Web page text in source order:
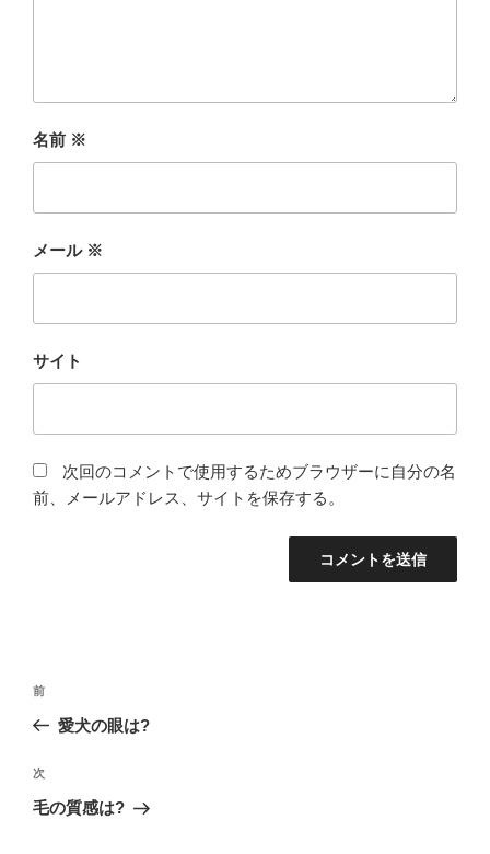
名前 ※
メール ※
サイト
次回のコメントで使用するためブラウザーに自分の名
前、メールアドレス、サイトを保存する。
投
ビ
ゲ
過
去
投
稿
前
愛犬の眼は?
次
の
次
毛の質感は?